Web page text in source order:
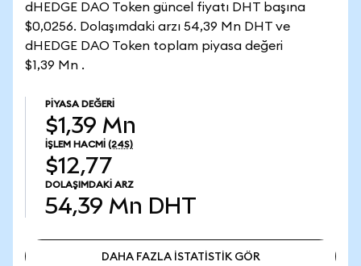
dHEDGE DAO Token güncel fiyatı DHT başına
$0,0256. Dolaşımdaki arzı 54,39 Mn DHT ve
dHEDGE DAO Token toplam piyasa değeri
$1,39 Mn .
PIYASA DEĞERI
$1,39 Mn
İŞLEM HACMI (24S)
$12,77
DOLAŞIMDAKI ARZ
54,39 Mn DHT
DAHA FAZLA İSTATİSTİK GÖR